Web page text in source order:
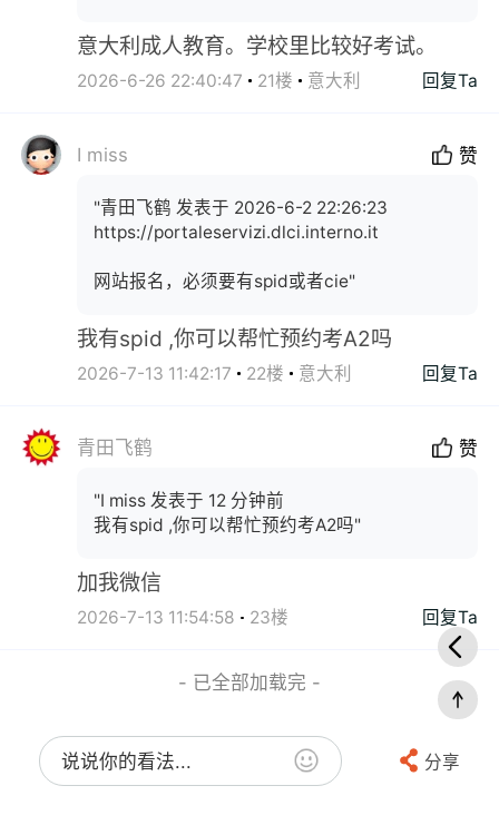
意大利成人教育。学校里比较好考试。
2026-6-26 22:40:47 21楼 意大利 回复Ta
I miss 赞
"青田飞鹤 发表于 2026-6-2 22:26:23
https://portaleservizi.dlci.interno.it
网站报名，必须要有spid或者cie"
我有spid ,你可以帮忙预约考A2吗
2026-7-13 11:42:17 22楼 意大利 回复Ta
青田飞鹤 赞
"I miss 发表于 12 分钟前
我有spid ,你可以帮忙预约考A2吗"
加我微信
2026-7-13 11:54:58 23楼 回复Ta
- 已全部加载完 -
说说你的看法... 分享